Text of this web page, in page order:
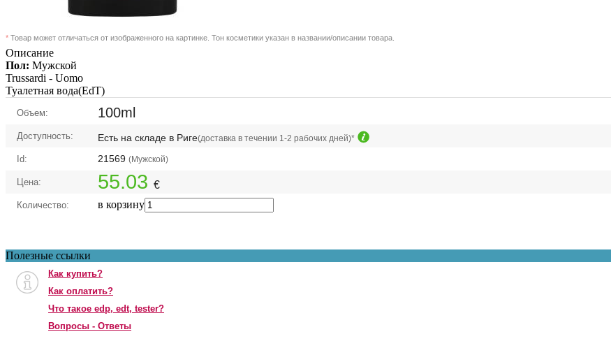
* Товар может отличаться от изображенного на картинке. Тон косметики указан в названии/описании товара.
Описание
Пол: Мужской
Trussardi - Uomo
Туалетная вода(EdT)
Объем: 100ml
Доступность: Есть на складе в Риге(доставка в течении 1-2 рабочих дней)*
Id: 21569 (Мужской)
Цена: 55.03 €
Количество: в корзину
Полезные ссылки
Как купить?
Как оплатить?
Что такое edp, edt, tester?
Вопросы - Ответы